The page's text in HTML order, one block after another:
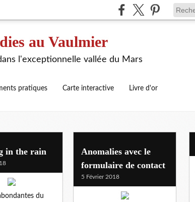
au Vaulmier
l'exceptionnelle vallée du Mars
pratiques Carte interactive Livre d'or
in the rain
du
Anomalies avec le
formulaire de contact
5 Février 2018